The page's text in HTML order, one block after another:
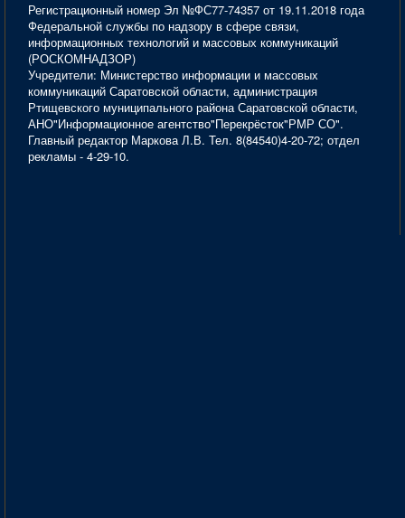
Регистрационный номер Эл №ФС77-74357 от 19.11.2018 года
Федеральной службы по надзору в сфере связи,
информационных технологий и массовых коммуникаций
(РОСКОМНАДЗОР)
Учредители: Министерство информации и массовых
коммуникаций Саратовской области, администрация
Ртищевского муниципального района Саратовской области,
АНО"Информационное агентство"Перекрёсток"РМР СО".
Главный редактор Маркова Л.В. Тел. 8(84540)4-20-72; отдел
рекламы - 4-29-10.